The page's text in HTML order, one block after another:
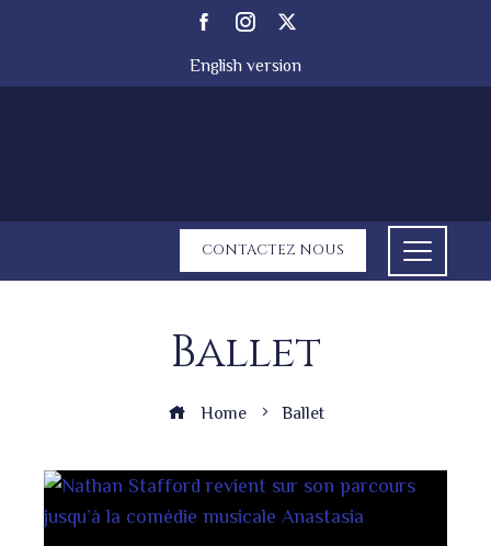
English version
CONTACTEZ NOUS
Ballet
Home Ballet